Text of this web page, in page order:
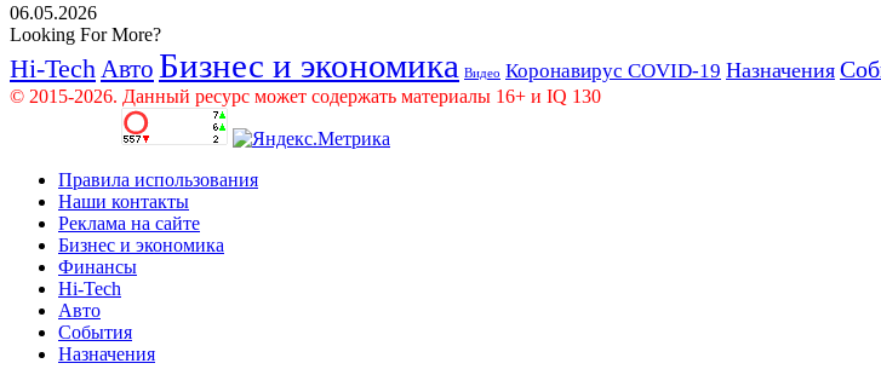
06.05.2026
Looking For More?
Hi-Tech Авто Бизнес и экономика Видео Коронавирус COVID-19 Назначения
© 2015-2026. Данный ресурс может содержать материалы 16+ и IQ 130
Правила использования
Наши контакты
Реклама на сайте
Бизнес и экономика
Финансы
Hi-Tech
Авто
События
Назначения